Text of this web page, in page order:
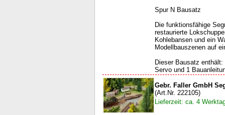
Spur N Bausatz
Die funktionsfähige
restaurierte
Kohlebansen und ein
Modellbauszenen auf
Dieser Bausatz
Servo und 1
Gebr. Faller GmbH
(Art.Nr. 222105)
Lieferzeit: ca. 4